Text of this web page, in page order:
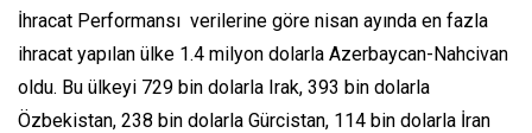
İhracat Performansı verilerine göre nisan ayında en fazla
ihracat yapılan ülke 1.4 milyon dolarla Azerbaycan-Nahcivan
oldu. Bu ülkeyi 729 bin dolarla Irak, 393 bin dolarla
Özbekistan, 238 bin dolarla Gürcistan, 114 bin dolarla İran